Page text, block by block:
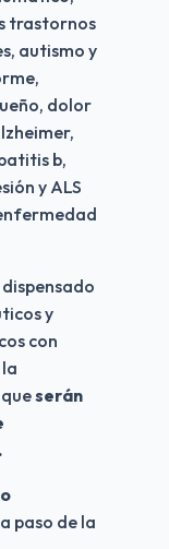
trastornos
autismo y
dolor
b,
y ALS
y
con
serán
paso de la